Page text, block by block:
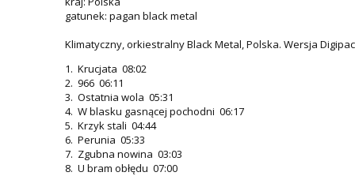
gatunek: pagan black metal
Klimatyczny, orkiestralny Black Metal, Polska. Wersja
1. Krucjata 08:02
2. 966 06:11
3. Ostatnia wola 05:31
4. W blasku gasnącej pochodni 06:17
5. Krzyk stali 04:44
6. Perunia 05:33
7. Zgubna nowina 03:03
8. U bram obłędu 07:00